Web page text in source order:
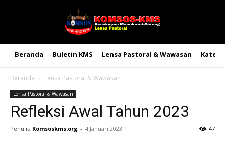
Beranda Buletin KMS Lensa Pastoral & Wawasan
Beranda Lensa Pastoral & Wawasan
Lensa Pastoral & Wawasan
Refleksi Awal Tahun 2023
Penulis Komsoskms.org - 4 Januari 2023 47